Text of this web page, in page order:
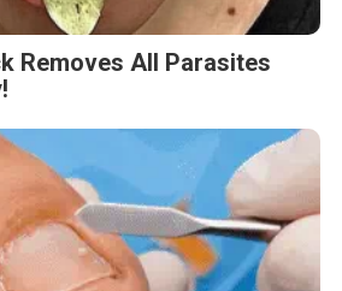
Removes All Parasites